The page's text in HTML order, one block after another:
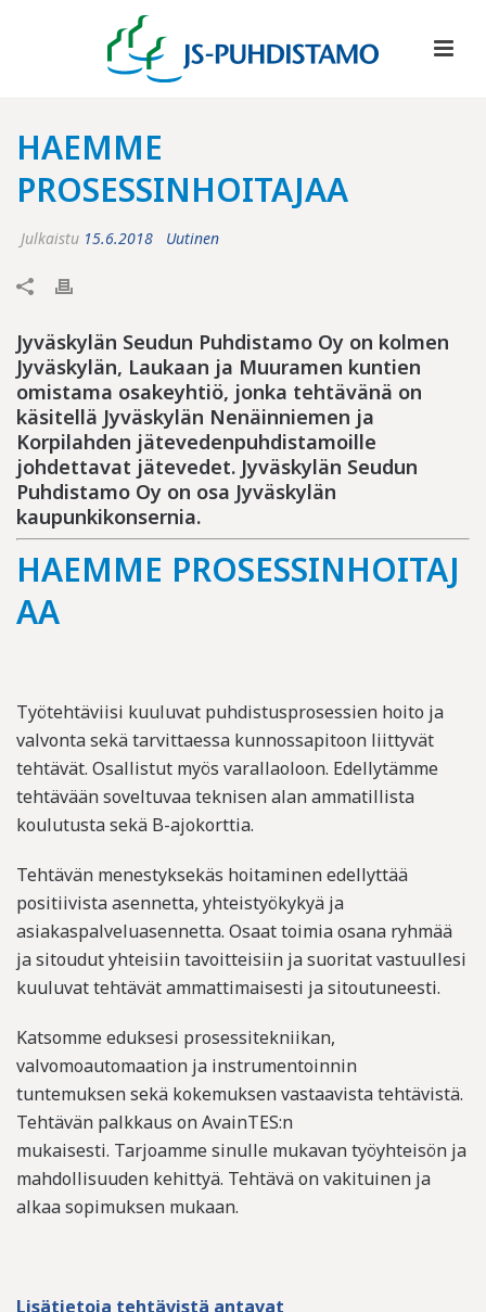
HAEMME
PROSESSINHOITAJAA
Julkaistu 15.6.2018 Uutinen
Jyväskylän Seudun Puhdistamo Oy on kolmen
Jyväskylän, Laukaan ja Muuramen kuntien
omistama osakeyhtiö, jonka tehtävänä on
käsitellä Jyväskylän Nenäinniemen ja
Korpilahden jätevedenpuhdistamoille
johdettavat jätevedet. Jyväskylän Seudun
Puhdistamo Oy on osa Jyväskylän
kaupunkikonsernia.
HAEMME PROSESSINHOITAJ
AA
Työtehtäviisi kuuluvat puhdistusprosessien hoito ja
valvonta sekä tarvittaessa kunnossapitoon liittyvät
tehtävät. Osallistut myös varallaoloon. Edellytämme
tehtävään soveltuvaateknisen alanammatillista
koulutusta sekä B-ajokorttia.
Tehtävän menestyksekäs hoitaminen edellyttää
positiivista asennetta, yhteistyökykyä ja
asiakaspalveluasennetta. Osaat toimia osana ryhmää
ja sitoudut yhteisiin tavoitteisiin ja suoritat vastuullesi
kuuluvat tehtävät ammattimaisesti ja sitoutuneesti.
Katsomme eduksesi prosessitekniikan,
valvomoautomaation ja instrumentoinnin
tuntemuksen sekä kokemuksen vastaavista tehtävistä.
Tehtävän palkkaus onAvainTES:n
mukaisesti. Tarjoamme sinulle mukavan työyhteisön ja
mahdollisuuden kehittyä. Tehtävä on vakituinen ja
alkaa sopimuksen mukaan.
Lisätietoja tehtävistä antavat